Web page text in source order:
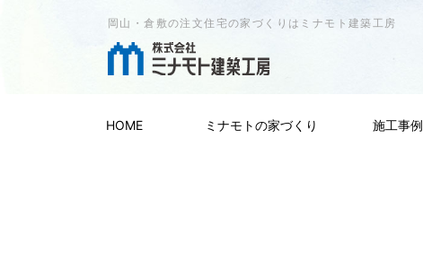
岡山・倉敷の注文住宅の家づくりはミナモト建築工房
HOME ミナモトの家づくり 施工事例